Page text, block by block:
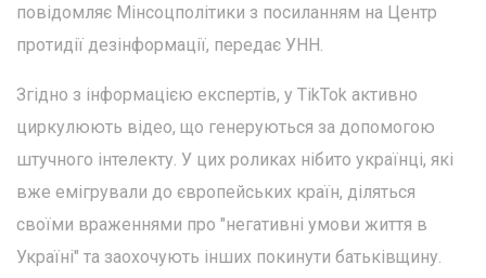
повідомляє Мінсоцполітики з посиланням на Центр
протидії дезінформації, передає УНН.
Згідно з інформацією експертів, у TikTok активно
циркулюють відео, що генеруються за допомогою
штучного інтелекту. У цих роликах нібито українці, які
вже емігрували до європейських країн, діляться
своїми враженнями про "негативні умови життя в
Україні" та заохочують інших покинути батьківщину.